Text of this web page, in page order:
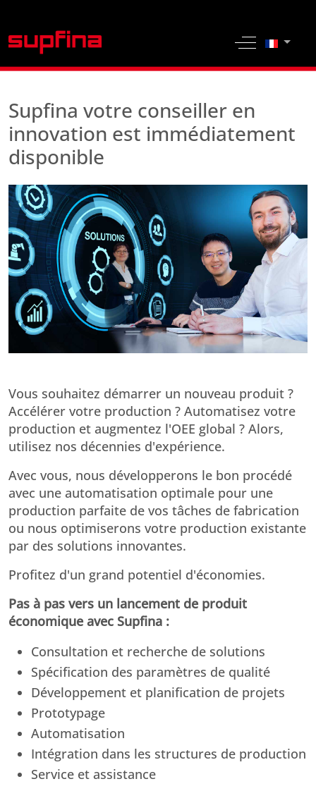
Off-Canvas
Supfina votre conseiller en
innovation est immédiatement
disponible
Vous souhaitez démarrer un nouveau produit ?
Accélérer votre production ? Automatisez votre
production et augmentez l'OEE global ? Alors,
utilisez nos décennies d'expérience.
Avec vous, nous développerons le bon procédé
avec une automatisation optimale pour une
production parfaite de vos tâches de fabrication
ou nous optimiserons votre production existante
par des solutions innovantes.
Profitez d'un grand potentiel d'économies.
Pas à pas vers un lancement de produit
économique avec Supfina :
Consultation et recherche de solutions
Spécification des paramètres de qualité
Développement et planification de projets
Prototypage
Automatisation
Intégration dans les structures de production
Service et assistance